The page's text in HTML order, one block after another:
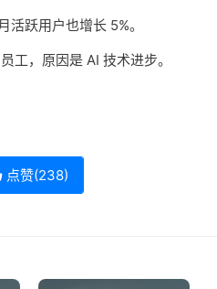
活跃用户也增长 5%。
工，原因是 AI 技术进步。
点赞(238)